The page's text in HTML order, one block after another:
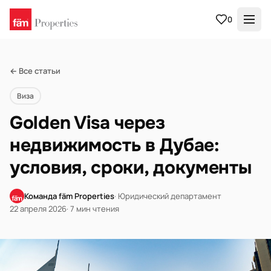
0
← Все статьи
Виза
Golden Visa через
недвижимость в Дубае:
условия, сроки, документы
Команда fäm Properties· Юридический департамент
22 апреля 2026· 7 мин чтения